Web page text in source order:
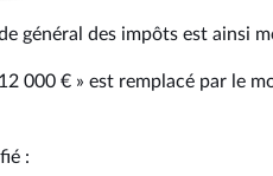
général des impôts est ainsi
000 € » est remplacé par le
: